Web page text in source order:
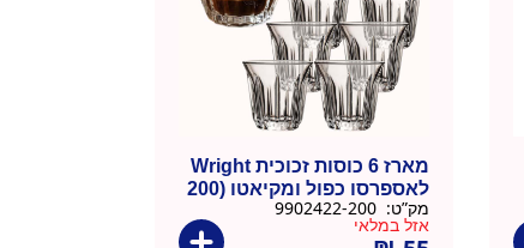
מארז 6 כוסות זכוכית Wright
לאספרסו כפול ומקיאטו (200
מ"ל)
מק”ט:
אזל במלאי